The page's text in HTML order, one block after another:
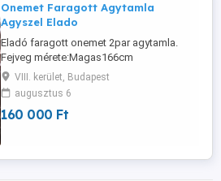
Onemet Faragott Agytamla
Agyszel Elado
Eladó faragott onemet 2par agytamla.
Fejveg mérete:Magas166cm
Szeles118cm Mely14cm Labveg
mérete:Magas:116cm Szeles114cm
Mely14cm Ara:70.000.-Ft pár És hozzá illő
4db agyszel. Mérete:194cmx190cm
VIII. kerület, Budapest
augusztus 6
160 000 Ft